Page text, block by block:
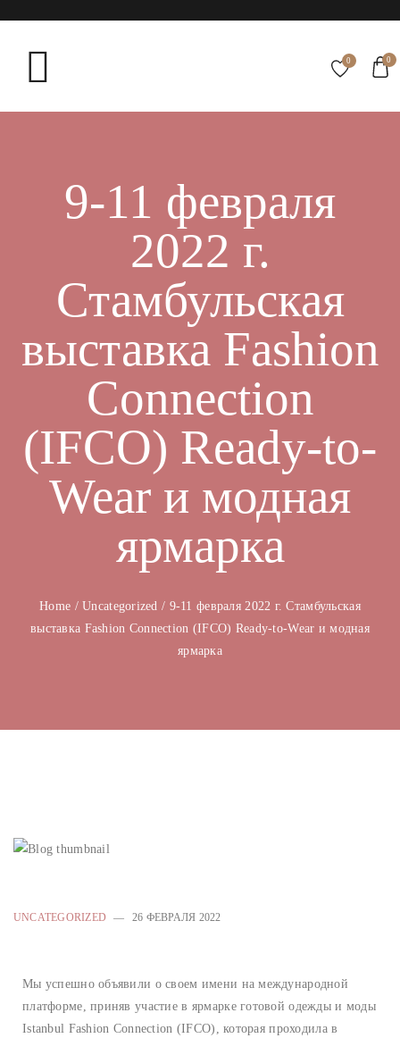
0 0
9-11 февраля
2022 г.
Стамбульская
выставка Fashion
Connection
(IFCO) Ready-to-
Wear и модная
ярмарка
Home / Uncategorized / 9-11 февраля 2022 г. Стамбульская
выставка Fashion Connection (IFCO) Ready-to-Wear и модная
ярмарка
UNCATEGORIZED 26 ФЕВРАЛЯ 2022
Мы успешно объявили о своем имени на международной
платформе, приняв участие в ярмарке готовой одежды и моды
Istanbul Fashion Connection (IFCO), которая проходила в